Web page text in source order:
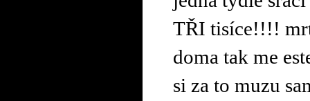
TŘI tisíce!!!!
doma tak me
si za to muzu